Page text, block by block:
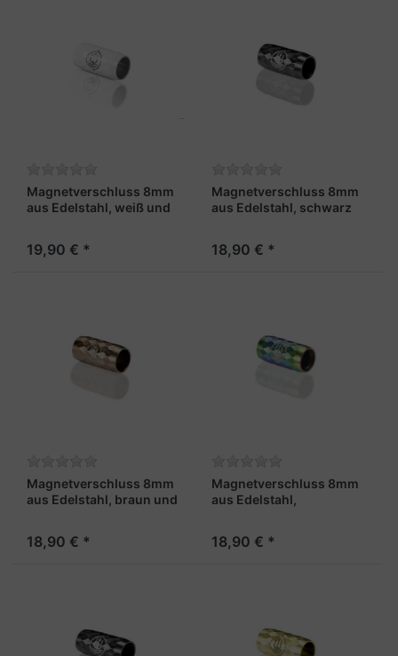
Magnetverschluss 8mm
aus Edelstahl, weiß und
19,90 € *
Magnetverschluss 8mm
aus Edelstahl, schwarz
18,90 € *
Magnetverschluss 8mm
aus Edelstahl, braun und
18,90 € *
Magnetverschluss 8mm
aus Edelstahl,
18,90 € *